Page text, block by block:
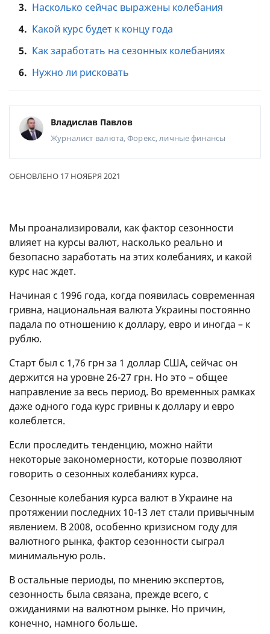
3. Насколько сейчас выражены колебания
4. Какой курс будет к концу года
5. Как заработать на сезонных колебаниях
6. Нужно ли рисковать
Владислав Павлов
Журналист валюта, Форекс, личные финансы
ОБНОВЛЕНО 17 НОЯБРЯ 2021
Мы проанализировали, как фактор сезонности
влияет на курсы валют, насколько реально и
безопасно заработать на этих колебаниях, и какой
курс нас ждет.
Начиная с 1996 года, когда появилась современная
гривна, национальная валюта Украины постоянно
падала по отношению к доллару, евро и иногда – к
рублю.
Старт был с 1,76 грн за 1 доллар США, сейчас он
держится на уровне 26-27 грн. Но это – общее
направление за весь период. Во временных рамках
даже одного года курс гривны к доллару и евро
колеблется.
Если проследить тенденцию, можно найти
некоторые закономерности, которые позволяют
говорить о сезонных колебаниях курса.
Сезонные колебания курса валют в Украине на
протяжении последних 10-13 лет стали привычным
явлением. В 2008, особенно кризисном году для
валютного рынка, фактор сезонности сыграл
минимальную роль.
В остальные периоды, по мнению экспертов,
сезонность была связана, прежде всего, с
ожиданиями на валютном рынке. Но причин,
конечно, намного больше.